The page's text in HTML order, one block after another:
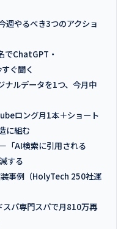
週やるべき3つのアクショ
でChatGPT・
ぐ聞く
ナルデータを1つ、今月中
ロング月1本＋ショート
に組む
AI検索に引用される
する
事例（HolyTech 250社運
スパ専門スパで月810万再